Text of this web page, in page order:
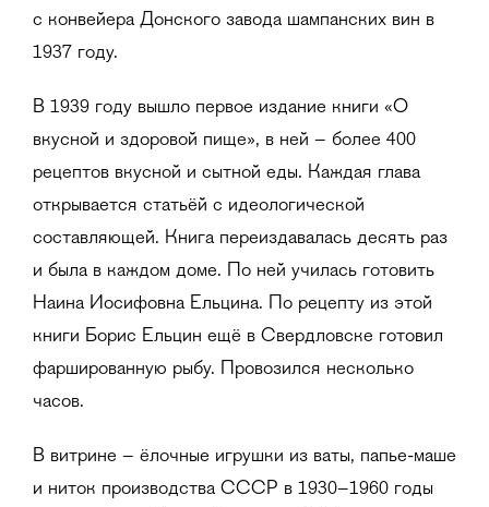
с конвейера Донского завода шампанских вин в
1937 году.
В 1939 году вышло первое издание книги «О
вкусной и здоровой пище», в ней – более 400
рецептов вкусной и сытной еды. Каждая глава
открывается статьёй с идеологической
составляющей. Книга переиздавалась десять раз
и была в каждом доме. По ней училась готовить
Наина Иосифовна Ельцина. По рецепту из этой
книги Борис Ельцин ещё в Свердловске готовил
фаршированную рыбу. Провозился несколько
часов.
В витрине – ёлочные игрушки из ваты, папье-маше
и ниток производства СССР в 1930–1960 годы